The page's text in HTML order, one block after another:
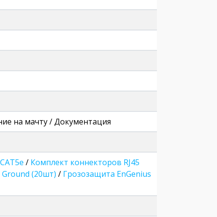
на мачту / Документация
/ Комплект коннекторов RJ45
(20шт) / Грозозащита EnGenius